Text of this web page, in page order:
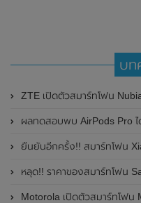
บท
ZTE เปิดตัวสมาร์ทโฟน Nubia Z50S Pro อย่างเป็นทางการแล้วในประเทศจีน มาพร้อมชิปเซ็ต
ผลทดสอบพบ AirPods Pro ไ
ยืนยันอีกครั้ง!! สมาร์ทโฟน Xiaomi 13
หลุด!! ราคาของสมาร์ทโฟน Samsung
Motorola เปิดตัวสมาร์ทโฟน